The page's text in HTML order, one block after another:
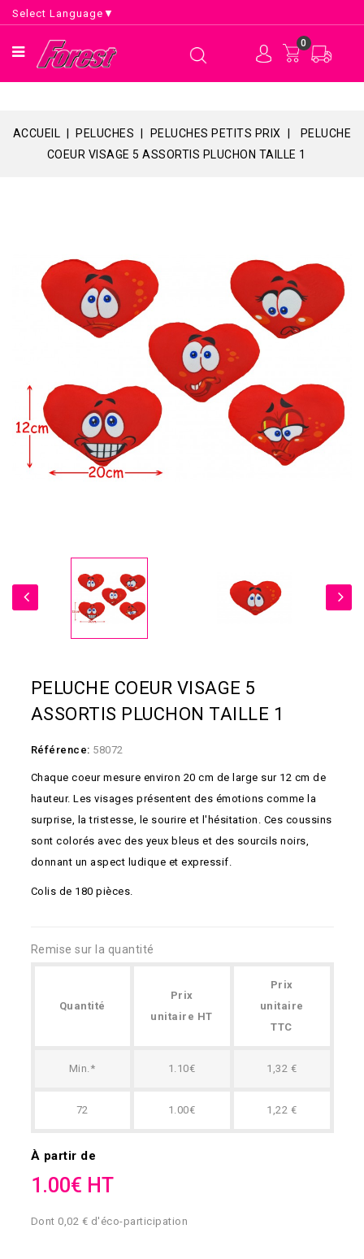
Select Language ▼
0
ACCUEIL PELUCHES PELUCHES PETITS PRIX
PELUCHE
COEUR VISAGE 5 ASSORTIS PLUCHON TAILLE 1
PELUCHE COEUR VISAGE 5
ASSORTIS PLUCHON TAILLE 1
Référence: 58072
Chaque coeur mesure environ 20 cm de large sur 12 cm de
hauteur. Les visages présentent des émotions comme la
surprise, la tristesse, le sourire et l'hésitation. Ces coussins
sont colorés avec des yeux bleus et des sourcils noirs,
donnant un aspect ludique et expressif.
Colis de 180 pièces.
Remise sur la quantité
Quantité
Prix
unitaire HT
Prix
unitaire
TTC
Min.* 1.10€ 1,32 €
72 1.00€ 1,22 €
À partir de
1.00€ HT
Dont 0,02 € d'éco-participation